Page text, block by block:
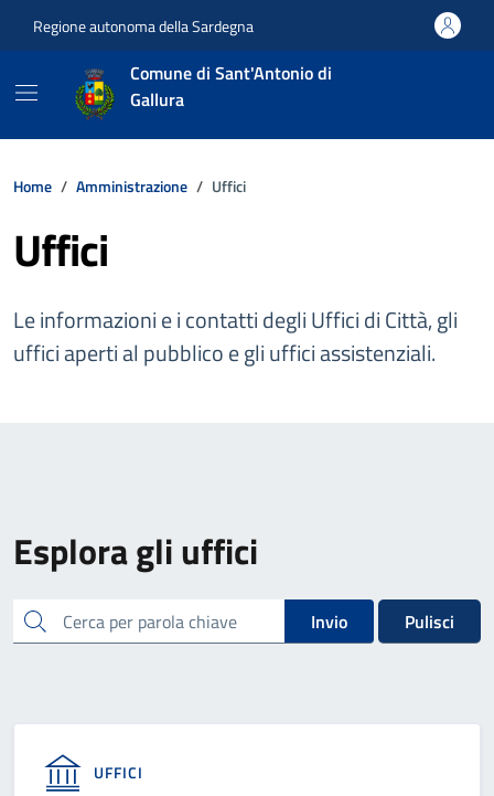
Regione autonoma della Sardegna
Comune di Sant'Antonio di
Gallura
Home Amministrazione Uffici
Uffici
Le informazioni e i contatti degli Uffici di Città, gli
uffici aperti al pubblico e gli uffici assistenziali.
Esplora gli uffici
cerca Invio Pulisci
UFFICI